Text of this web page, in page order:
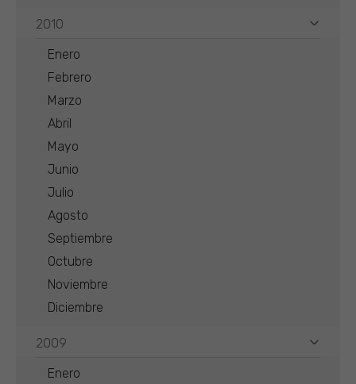
2010
Enero
Febrero
Marzo
Abril
Mayo
Junio
Julio
Agosto
Septiembre
Octubre
Noviembre
Diciembre
2009
Enero